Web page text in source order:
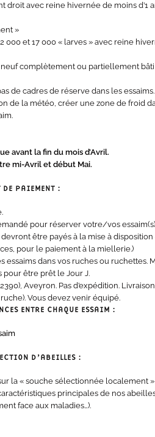
droit avec reine hivernée de moins d’1
»
000 et 17 000 « larves » avec reine
complètement ou partiellement
de cadres de réserve dans les
de la météo, créer une zone de froid
avant la fin du mois d’Avril.
mi-Avril et début Mai.
DE PAIEMENT :
pour réserver votre/vos
être payés à la mise à
pour le paiement à la miellerie.)
essaims dans vos ruches ou ruchettes.
pour être prêt le Jour J.
Aveyron. Pas d’expédition.
Vous devez venir équipé.
ENTRE CHAQUE ESSAIM :
D’ABEILLES :
la « souche sélectionnée localement
principales de nos
face aux maladies…).